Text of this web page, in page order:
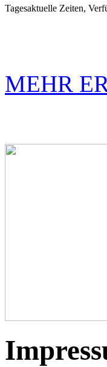
Tagesaktuelle Zeiten,
MEHR